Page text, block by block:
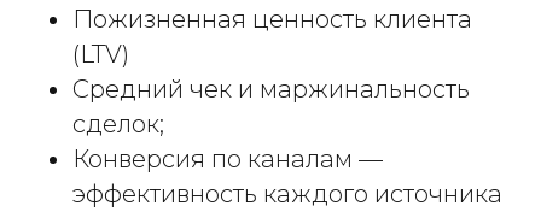
Пожизненная ценность клиента
(LTV)
Средний чек и маржинальность
сделок;
Конверсия по каналам —
эффективность каждого источника